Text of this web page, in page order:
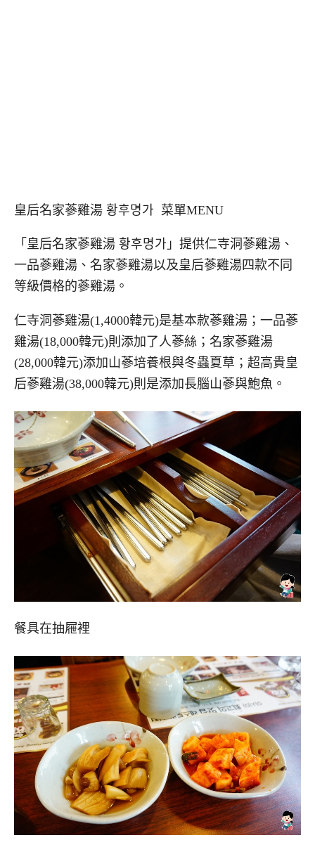
皇后名家蔘雞湯 황후명가 菜單MENU
「皇后名家蔘雞湯 황후명가」提供仁寺洞蔘雞湯、
一品蔘雞湯、名家蔘雞湯以及皇后蔘雞湯四款不同
等級價格的蔘雞湯。
仁寺洞蔘雞湯(1,4000韓元)是基本款蔘雞湯；一品蔘
雞湯(18,000韓元)則添加了人蔘絲；名家蔘雞湯
(28,000韓元)添加山蔘培養根與冬蟲夏草；超高貴皇
后蔘雞湯(38,000韓元)則是添加長腦山蔘與鮑魚。
餐具在抽屜裡